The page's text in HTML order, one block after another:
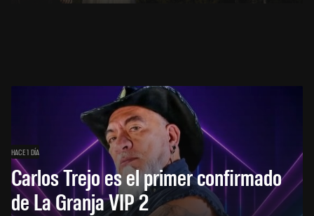
HACE 1 DÍA
Carlos Trejo es el primer confirmado
de La Granja VIP 2